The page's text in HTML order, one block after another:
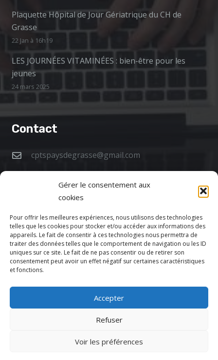
Gérer le consentement aux
cookies
Pour offrir les meilleures expériences, nous utilisons des technologies
telles que les cookies pour stocker et/ou accéder aux informations des
appareils. Le fait de consentir à ces technologies nous permettra de
traiter des données telles que le comportement de navigation ou les ID
uniques sur ce site. Le fait de ne pas consentir ou de retirer son
consentement peut avoir un effet négatif sur certaines caractéristiques
et fonctions.
Accepter
Refuser
Voir les préférences
Plaquette Hôpital de Jour Gériatrique du CH de
Grasse
22 Jan à 16h19
LES JOURNÉES VITAMINÉES : bien-être pour les
jeunes
24 mars 2025
Contact
cptspaysdegrasse@gmail.com
Politique de confidentialité
Mentions légales
Votre CPTS
Actualités